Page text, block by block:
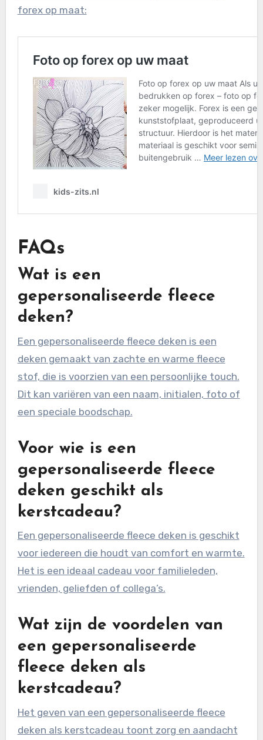
forex op maat:
FAQs
Wat is een
gepersonaliseerde fleece
deken?
Een gepersonaliseerde fleece deken is een
deken gemaakt van zachte en warme fleece
stof, die is voorzien van een persoonlijke touch.
Dit kan variëren van een naam, initialen, foto of
een speciale boodschap.
Voor wie is een
gepersonaliseerde fleece
deken geschikt als
kerstcadeau?
Een gepersonaliseerde fleece deken is geschikt
voor iedereen die houdt van comfort en warmte.
Het is een ideaal cadeau voor familieleden,
vrienden, geliefden of collega’s.
Wat zijn de voordelen van
een gepersonaliseerde
fleece deken als
kerstcadeau?
Het geven van een gepersonaliseerde fleece
deken als kerstcadeau toont zorg en aandacht